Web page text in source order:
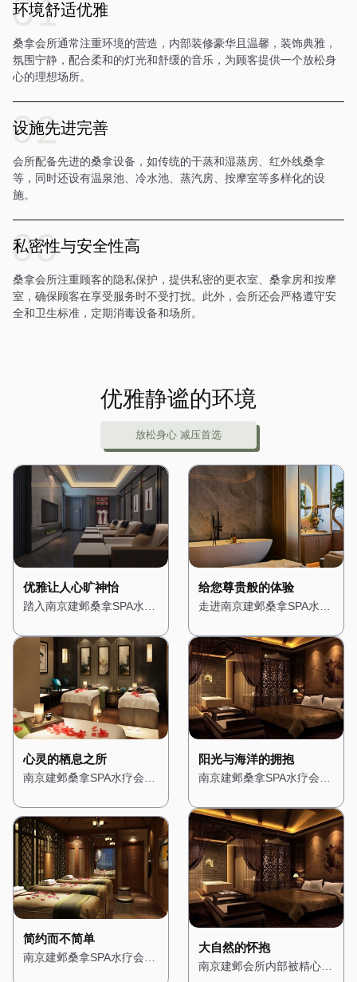
环境舒适优雅
桑拿会所通常注重环境的营造，内部装修豪华且温馨，装饰典雅，
氛围宁静，配合柔和的灯光和舒缓的音乐，为顾客提供一个放松身
心的理想场所。
设施先进完善
会所配备先进的桑拿设备，如传统的干蒸和湿蒸房、红外线桑拿
等，同时还设有温泉池、冷水池、蒸汽房、按摩室等多样化的设
施。
私密性与安全性高
桑拿会所注重顾客的隐私保护，提供私密的更衣室、桑拿房和按摩
室，确保顾客在享受服务时不受打扰。此外，会所还会严格遵守安
全和卫生标准，定期消毒设备和场所。
优雅静谧的环境
放松身心 减压首选
优雅让人心旷神怡
踏入南京建邺桑拿SPA水疗
的绿洲。会所位于城市的中
心地带，却巧妙地隔绝了外
界的喧嚣。一进门，便被满
眼的绿植所吸引，仿佛置身
于热带雨林之中。墙壁上爬
满了青藤，空气中弥漫着淡
淡的薰衣草香，让人心旷神
怡。 会所的装修风格融合
了自然与现代元素，木质的
光，营造出一种温馨而宁静
的氛围。桑拿房被设计成半
开放式，四周环绕着绿植，
让人在享受桑拿的同时，也
能感受到自然的气息。水疗
区域则配备了舒适的按摩床
和私人浴缸，每个角落都经
松身心的同时，也能享受视
觉上的愉悦。 这里不仅是
给您尊贵般的体验
走进南京建邺桑拿SPA水疗
的宫殿。从大门开始，便能
感受到浓浓的贵族气息。高
挑的天花板上悬挂着华丽的
水晶吊灯，散发出柔和而璀
璨的光芒。墙壁上装饰着精
美的壁画，描绘着古罗马的
神话故事，让人仿佛穿越时
空。 会所的装修风格融合
了古典与现代元素，大理石
益彰，展现出极致的奢华
感。桑拿房采用进口的芬兰
桑拿设备，内部装饰以高档
木材为主，搭配柔软的皮革
座椅，让人在享受桑拿时也
能感受到舒适与尊贵。水疗
区域则配备了私人水疗套
房，每个房间都配有独立的
蒸汽房、按摩床和私人浴
缸，确保顾客在享受服务时
的私密性。 在这里，每一
心灵的栖息之所
南京建邺桑拿SPA水疗会所
意，旨在为顾客提供一个心
灵的栖息之所。一进门，便
能看到一个小型的禅意花
园，潺潺的流水声与鸟鸣交
织在一起，营造出一种宁静
而祥和的氛围。 会所内部
的装修以木质为主，搭配淡
与自然之美。墙壁上挂着禅
意的挂画，角落里摆放着精
阳光与海洋的拥抱
南京建邺桑拿SPA水疗会所
让人仿佛置身于阳光明媚的
海边小镇。一进门，便能看
到蓝白相间的装饰色调，搭
配拱形的门窗和马赛克瓷
砖，展现出浓郁的地中海风
格。 会所内部的装修以明
亮的色调为主，搭配木质的
家具和装饰，营造出一种轻
松而愉悦的氛围。墙壁上挂
着地中海风格的挂画，描绘
简约而不简单
南京建邺桑拿SPA水疗会所
大自然的怀抱
南京建邺会所内部被精心设